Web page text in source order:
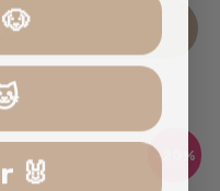
-20%
🐰